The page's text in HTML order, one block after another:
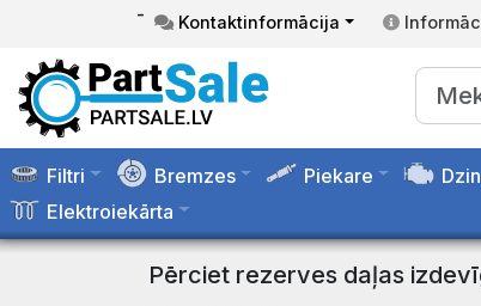
- Kontaktinformācija
Filtri Bremzes Piekare
Elektroiekārta
Pērciet rezerves daļas